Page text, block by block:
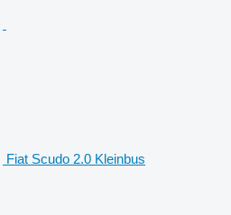
Fiat Scudo 2.0 Kleinbus